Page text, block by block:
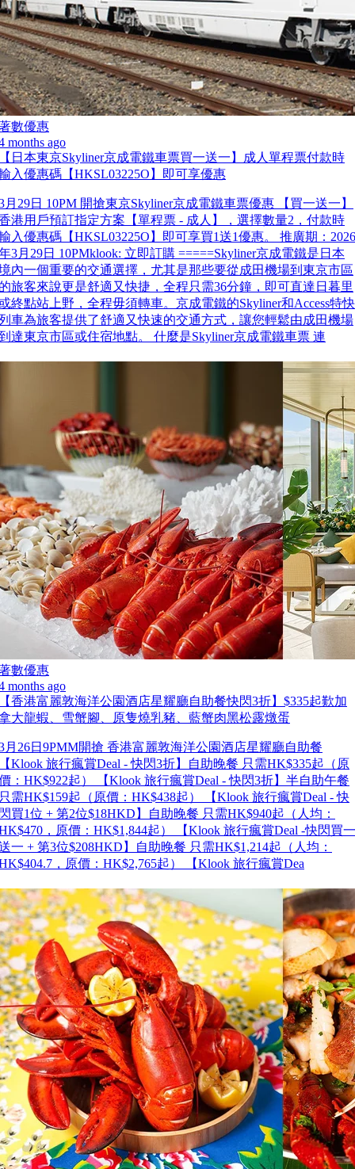
數優惠
months ago
日本東京Skyliner京成電鐵車票買一送一】成人單程票付款時
入優惠碼【HKSL03225O】即可享優惠
月29日 10PM 開搶東京Skyliner京成電鐵車票優惠 【買一送一】
港用戶預訂指定方案【單程票 - 成人】，選擇數量2，付款時
入優惠碼【HKSL03225O】即可享買1送1優惠。 推廣期：2026
3月29日 10PMklook: 立即訂購 =====Skyliner京成電鐵是日本
內一個重要的交通選擇，尤其是那些要從成田機場到東京市區
旅客來說更是舒適又快捷，全程只需36分鐘，即可直達日暮里
終點站上野，全程毋須轉車。京成電鐵的Skyliner和Access特快
車為旅客提供了舒適又快速的交通方式，讓您輕鬆由成田機場
達東京市區或住宿地點。 什麼是Skyliner京成電鐵車票 連
數優惠
months ago
香港富麗敦海洋公園酒店星耀廳自助餐快閃3折】$335起歎加
大龍蝦、雪蟹腳、原隻燒乳豬、藍蟹肉黑松露燉蛋
月26日9PMM開搶 香港富麗敦海洋公園酒店星耀廳自助餐
Klook 旅行瘋賞Deal - 快閃3折】自助晚餐 只需HK$335起（原
：HK$922起） 【Klook 旅行瘋賞Deal - 快閃3折】半自助午餐
需HK$159起（原價：HK$438起） 【Klook 旅行瘋賞Deal - 快
買1位 + 第2位$18HKD】自助晚餐 只需HK$940起（人均：
，原價：HK$1,844起） 【Klook 旅行瘋賞Deal -快閃買一
一 + 第3位$208HKD】自助晚餐 只需HK$1,214起（人均：
，原價：HK$2,765起） 【Klook 旅行瘋賞Dea